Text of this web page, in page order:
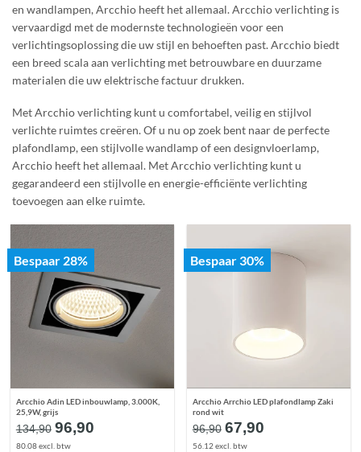
en wandlampen, Arcchio heeft het allemaal. Arcchio verlichting is
vervaardigd met de modernste technologieën voor een
verlichtingsoplossing die uw stijl en behoeften past. Arcchio biedt
een breed scala aan verlichting met betrouwbare en duurzame
materialen die uw elektrische factuur drukken.
Met Arcchio verlichting kunt u comfortabel, veilig en stijlvol
verlichte ruimtes creëren. Of u nu op zoek bent naar de perfecte
plafondlamp, een stijlvolle wandlamp of een designvloerlamp,
Arcchio heeft het allemaal. Met Arcchio verlichting kunt u
gegarandeerd een stijlvolle en energie-efficiënte verlichting
toevoegen aan elke ruimte.
Bespaar 28%
Arcchio Adin LED inbouwlamp, 3.000K,
25,9W, grijs
134,90 Oorspronkelijke
prijs
96,90Huidige
80.08 excl. btw
Bespaar 30%
Arcchio Arrchio LED plafondlamp Zaki
rond wit
96,90 Oorspronkelijke
prijs
67,90Huidige
56.12 excl. btw